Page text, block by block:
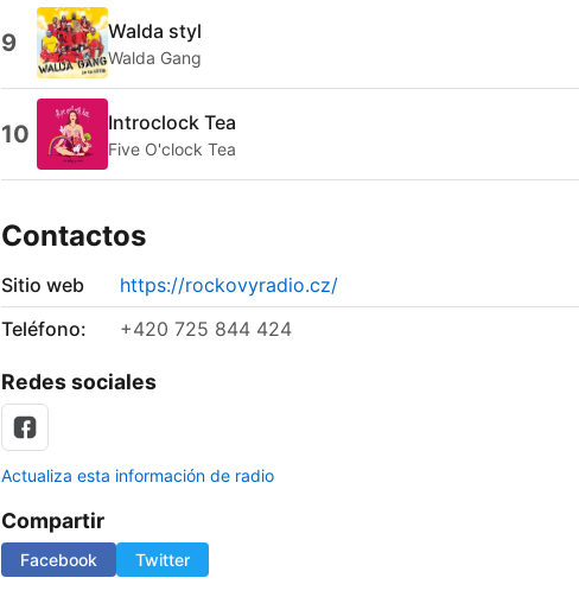
9 Walda styl
Walda Gang
10 Introclock Tea
Five O'clock Tea
Contactos
Sitio web
https://rockovyradio.cz/
Teléfono:
+420 725 844 424
Redes sociales
Actualiza esta información de radio
Compartir
Facebook Twitter